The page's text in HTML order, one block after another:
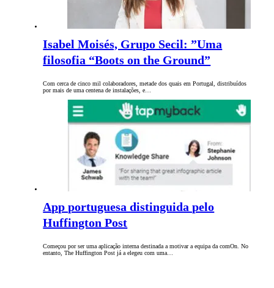
Isabel Moisés, Grupo Secil: ”Uma
filosofia “Boots on the Ground”
Com cerca de cinco mil colaboradores, metade dos quais em Portugal, distribuídos
por mais de uma centena de instalações, e…
App portuguesa distinguida pelo
Huffington Post
Começou por ser uma aplicação interna destinada a motivar a equipa da comOn. No
entanto, The Huffington Post já a elegeu com uma…